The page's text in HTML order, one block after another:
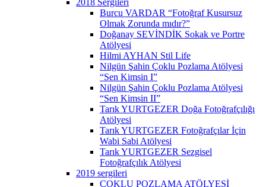
2018 Sergileri
Burcu VARDAR “Fotoğraf Kusursuz
Olmak Zorunda mıdır?”
Doğanay SEVİNDİK Sokak ve Portre
Atölyesi
Hilmi AYHAN Stil Life
Nilgün Şahin Çoklu Pozlama Atölyesi
“Sen Kimsin I”
Nilgün Şahin Çoklu Pozlama Atölyesi
“Sen Kimsin II”
Tarık YURTGEZER Doğa Fotoğrafçılığı
Atölyesi
Tarık YURTGEZER Fotoğrafçılar İçin
Wabi Sabi Atölyesi
Tarık YURTGEZER Sezgisel
Fotoğrafçılık Atölyesi
2019 sergileri
ÇOKLU POZLAMA ATÖLYESİ